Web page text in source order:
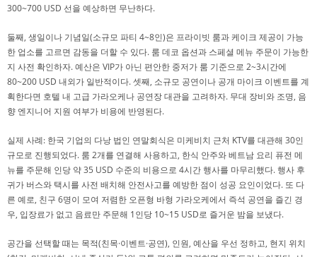
300~700 USD 선을 예상하면 무난하다.
둘째, 생일이나 기념일(소규모 파티 4~8인)은 프라이빗 룸과 케이크 제공이 가능
한 업소를 고르면 감동을 더할 수 있다. 룸 데코 옵션과 스페셜 메뉴 주문이 가능한
지 사전 확인하자. 예산은 VIP가 아닌 편안한 중저가 룸 기준으로 2~3시간에
80~200 USD 내외가 일반적이다. 셋째, 소규모 공연이나 공개 마이크 이벤트를 계
획한다면 호텔 내 고급 가라오케나 공연장 대관을 고려하자. 무대 장비와 조명, 음
향 엔지니어 지원 여부가 비용에 반영된다.
실제 사례: 한국 기업의 다낭 법인 연말회식은 미케비치 근처 KTV를 대관해 30인
규모로 진행되었다. 룸 2개를 연결해 사용하고, 한식 안주와 베트남 요리 퓨전 메
뉴를 주문해 인당 약 35 USD 수준의 비용으로 4시간 행사를 마무리했다. 행사 후
귀가 버스와 택시를 사전 배치해 안전사고를 예방한 점이 성공 요인이었다. 또 다
른 예로, 친구 6명이 모여 저렴한 오픈형 바형 가라오케에서 즉석 공연을 즐긴 경
우, 입장료가 없고 음료만 주문해 1인당 10~15 USD로 즐거운 밤을 보냈다.
공간을 선택할 때는 목적(친목·이벤트·공연), 인원, 예산을 우선 정하고, 현지 위치